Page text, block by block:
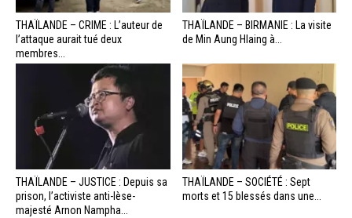
THAÏLANDE – CRIME : L’auteur de
l’attaque aurait tué deux
membres...
THAÏLANDE – BIRMANIE : La visite
de Min Aung Hlaing à...
THAÏLANDE – JUSTICE : Depuis sa
prison, l’activiste anti-lèse-
majesté Arnon Nampha...
THAÏLANDE – SOCIÉTÉ : Sept
morts et 15 blessés dans une...